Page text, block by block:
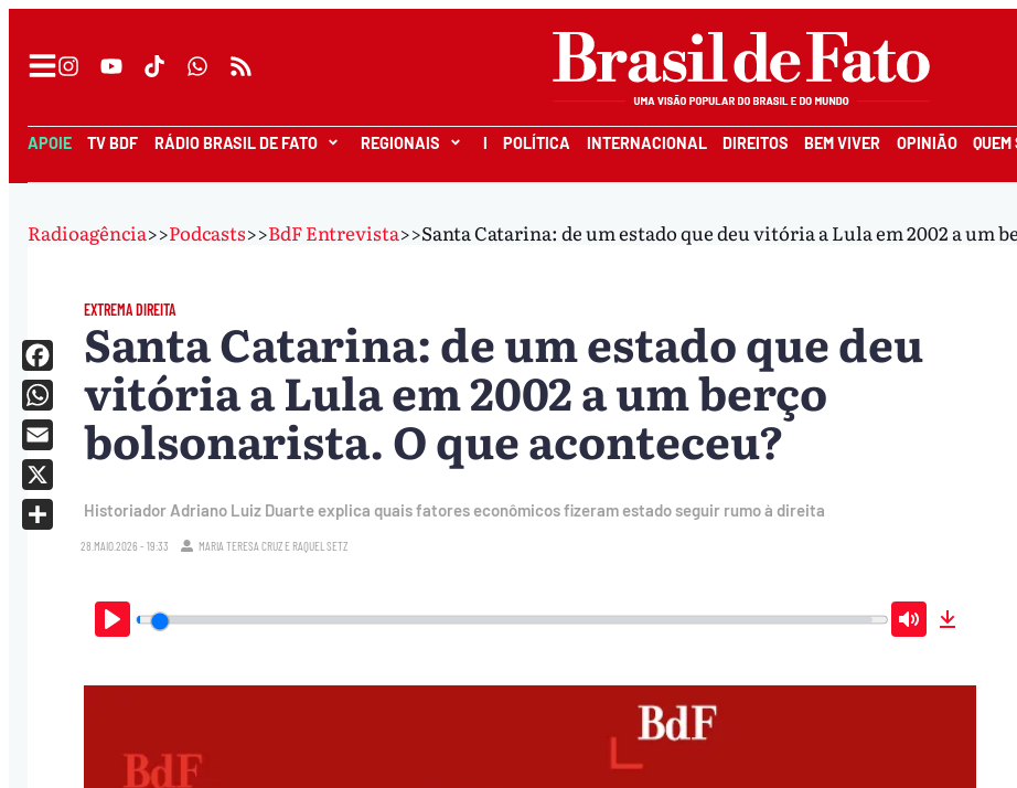
APOIE TV BDF RÁDIO BRASIL DE FATO REGIONAIS I POLÍTICA INTERNACIONAL DIREITOS BEM VIVER OPINIÃO QUEM
Radioagência>>Podcasts>>BdF Entrevista>>Santa Catarina: de um estado que deu vitória a Lula em 2002 a um
EXTREMA DIREITA
Santa Catarina: de um estado que deu
vitória a Lula em 2002 a um berço
bolsonarista. O que aconteceu?
Historiador Adriano Luiz Duarte explica quais fatores econômicos fizeram estado seguir rumo à direita
28.MAIO.2026 - 19:33 MARIA TERESA CRUZ E RAQUEL SETZ
Play Mute
Facebook
WhatsApp
Email
X